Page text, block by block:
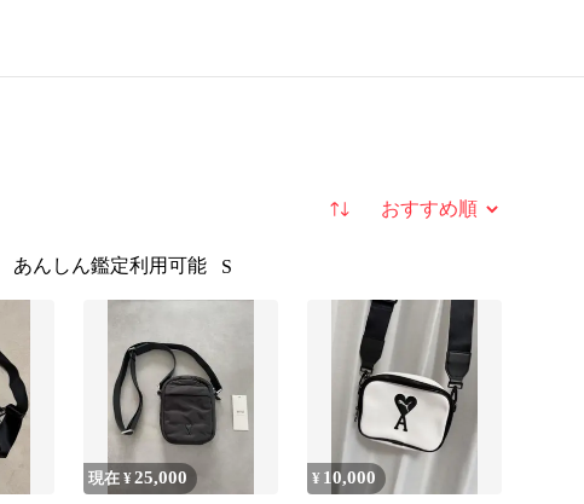
並び替え
あんしん鑑定利用可能 S
現在 ¥25,000 ¥ 10,000